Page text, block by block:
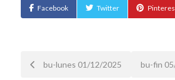
Facebook Twitter
Nachbu-lunes 01/12/2025 bu-fin